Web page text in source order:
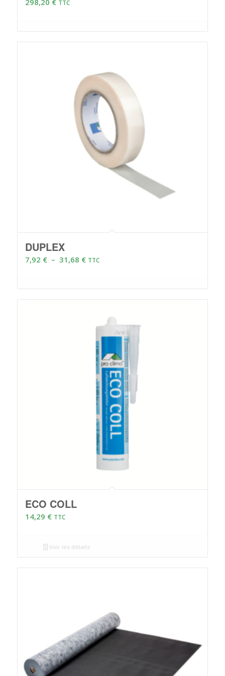
TTC
DUPLEX
7,92 € – 31,68 €Plage
31,68 €
TTC
ECO COLL
14,29 € TTC
Voir les détails